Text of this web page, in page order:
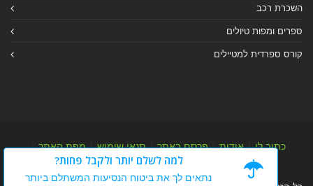
השכרת רכב
ספרים ומפות טיולים
קורס ספרדית למטיילים
כתוב לי|אודות|פרסם באתר|תנאי שימוש|מפת האתר|
מפת אלבום|מפת מאמרי מידע
למה לשלם יותר ולקבל פחות?
נתאים לך את ביטוח הנסיעות המשתלם ביותר